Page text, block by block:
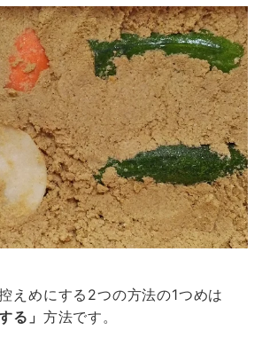
えめにする2つの方法の1つめは
る」 方法です。